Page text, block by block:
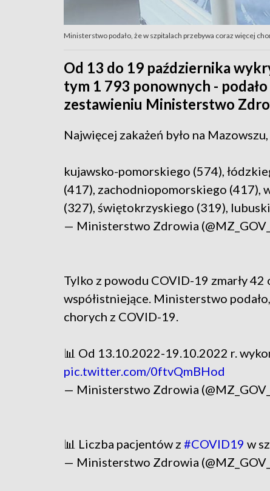
Ministerstwo podało, że w szpitalach przebywa coraz więcej
Od 13 do 19 października
tym 1 793 ponownych -
zestawieniu Ministerstwo
Najwięcej zakażeń było na
kujawsko-pomorskiego (574),
(417), zachodniopomorskiego (417),
(327), świętokrzyskiego (319),
— Ministerstwo Zdrowia
Tylko z powodu COVID-19 zmarły
współistniejące. Ministerstwo
chorych z COVID-19.
📊 Od 13.10.2022-19.10.2022 r.
pic.twitter.com/0ftvQmBHod
— Ministerstwo Zdrowia
📊 Liczba pacjentów z #COVID19 w
— Ministerstwo Zdrowia